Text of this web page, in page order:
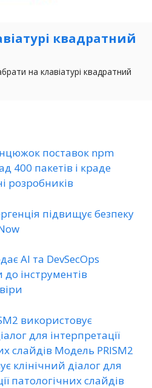
поставок npm
400 пакетів і краде
розробників
підвищує безпеку
AI та DevSecOps
інструментів
використовує
для інтерпретації
слайдів Модель PRISM2
клінічний діалог для
патологічних слайдів